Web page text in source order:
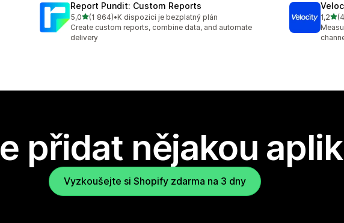
Report Pundit: Custom Reports
5,0z 5 hvězd
(1 864)
Celkový počet recenzí: 1864
•K dispozici je bezplatný plán
Create custom reports, combine data, and automate
delivery
1,2z 5
přidat nějakou
Vyzkoušejte si Shopify zdarma na 3 dny